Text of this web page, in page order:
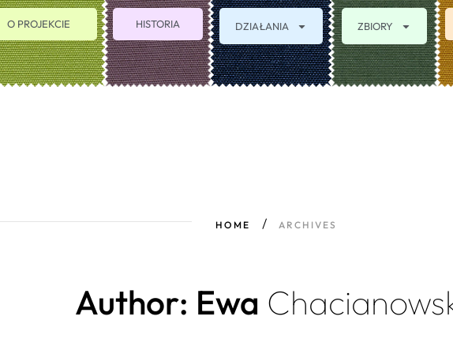
O PROJEKCIE HISTORIA DZIAŁANIA ZBIORY
HOME ARCHIVES
Author: Ewa